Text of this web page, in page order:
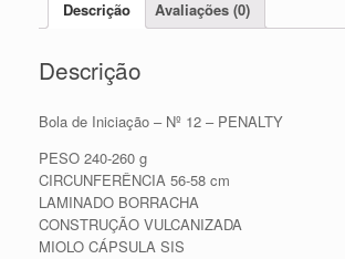
Descrição Avaliações (0)
Descrição
Bola de Iniciação – Nº 12 – PENALTY
PESO 240-260 g
CIRCUNFERÊNCIA 56-58 cm
LAMINADO BORRACHA
CONSTRUÇÃO VULCANIZADA
MIOLO CÁPSULA SIS